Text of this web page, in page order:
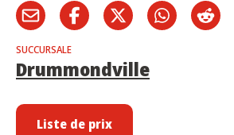
SUCCURSALE
Drummondville
Liste de prix